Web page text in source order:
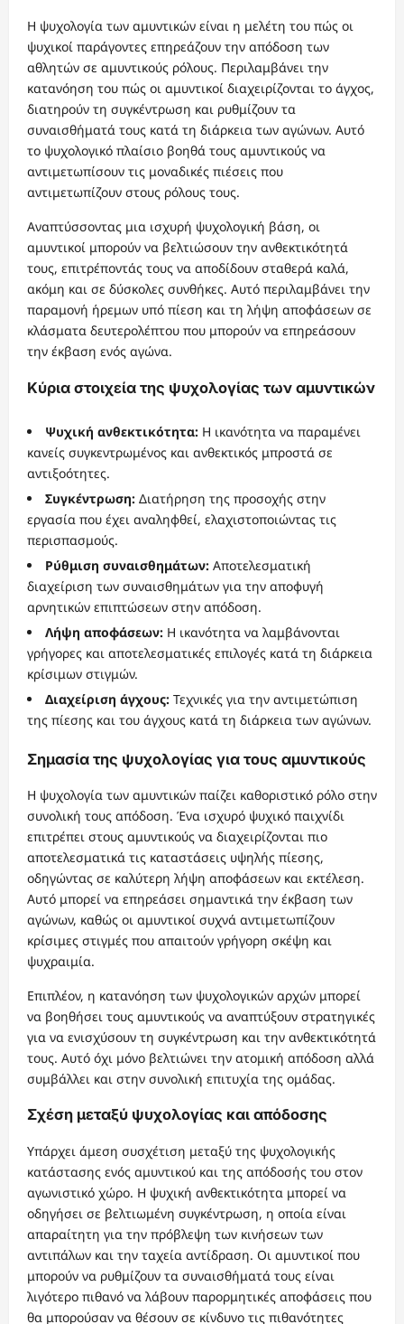
Η ψυχολογία των αμυντικών είναι η μελέτη του πώς οι
ψυχικοί παράγοντες επηρεάζουν την απόδοση των
αθλητών σε αμυντικούς ρόλους. Περιλαμβάνει την
κατανόηση του πώς οι αμυντικοί διαχειρίζονται το άγχος,
διατηρούν τη συγκέντρωση και ρυθμίζουν τα
συναισθήματά τους κατά τη διάρκεια των αγώνων. Αυτό
το ψυχολογικό πλαίσιο βοηθά τους αμυντικούς να
αντιμετωπίσουν τις μοναδικές πιέσεις που
αντιμετωπίζουν στους ρόλους τους.
Αναπτύσσοντας μια ισχυρή ψυχολογική βάση, οι
αμυντικοί μπορούν να βελτιώσουν την ανθεκτικότητά
τους, επιτρέποντάς τους να αποδίδουν σταθερά καλά,
ακόμη και σε δύσκολες συνθήκες. Αυτό περιλαμβάνει την
παραμονή ήρεμων υπό πίεση και τη λήψη αποφάσεων σε
κλάσματα δευτερολέπτου που μπορούν να επηρεάσουν
την έκβαση ενός αγώνα.
Κύρια στοιχεία της ψυχολογίας των αμυντικών
Ψυχική ανθεκτικότητα: Η ικανότητα να παραμένει
κανείς συγκεντρωμένος και ανθεκτικός μπροστά σε
αντιξοότητες.
Συγκέντρωση: Διατήρηση της προσοχής στην
εργασία που έχει αναληφθεί, ελαχιστοποιώντας τις
περισπασμούς.
Ρύθμιση συναισθημάτων: Αποτελεσματική
διαχείριση των συναισθημάτων για την αποφυγή
αρνητικών επιπτώσεων στην απόδοση.
Λήψη αποφάσεων: Η ικανότητα να λαμβάνονται
γρήγορες και αποτελεσματικές επιλογές κατά τη διάρκεια
κρίσιμων στιγμών.
Διαχείριση άγχους: Τεχνικές για την αντιμετώπιση
της πίεσης και του άγχους κατά τη διάρκεια των αγώνων.
Σημασία της ψυχολογίας για τους αμυντικούς
Η ψυχολογία των αμυντικών παίζει καθοριστικό ρόλο στην
συνολική τους απόδοση. Ένα ισχυρό ψυχικό παιχνίδι
επιτρέπει στους αμυντικούς να διαχειρίζονται πιο
αποτελεσματικά τις καταστάσεις υψηλής πίεσης,
οδηγώντας σε καλύτερη λήψη αποφάσεων και εκτέλεση.
Αυτό μπορεί να επηρεάσει σημαντικά την έκβαση των
αγώνων, καθώς οι αμυντικοί συχνά αντιμετωπίζουν
κρίσιμες στιγμές που απαιτούν γρήγορη σκέψη και
ψυχραιμία.
Επιπλέον, η κατανόηση των ψυχολογικών αρχών μπορεί
να βοηθήσει τους αμυντικούς να αναπτύξουν στρατηγικές
για να ενισχύσουν τη συγκέντρωση και την ανθεκτικότητά
τους. Αυτό όχι μόνο βελτιώνει την ατομική απόδοση αλλά
συμβάλλει και στην συνολική επιτυχία της ομάδας.
Σχέση μεταξύ ψυχολογίας και απόδοσης
Υπάρχει άμεση συσχέτιση μεταξύ της ψυχολογικής
κατάστασης ενός αμυντικού και της απόδοσής του στον
αγωνιστικό χώρο. Η ψυχική ανθεκτικότητα μπορεί να
οδηγήσει σε βελτιωμένη συγκέντρωση, η οποία είναι
απαραίτητη για την πρόβλεψη των κινήσεων των
αντιπάλων και την ταχεία αντίδραση. Οι αμυντικοί που
μπορούν να ρυθμίζουν τα συναισθήματά τους είναι
λιγότερο πιθανό να λάβουν παρορμητικές αποφάσεις που
θα μπορούσαν να θέσουν σε κίνδυνο τις πιθανότητες